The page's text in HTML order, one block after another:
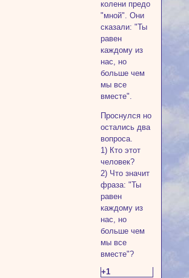
колени предо
"мной". Они
сказали: "Ты
равен
каждому из
нас, но
больше чем
мы все
вместе".
Проснулся но
остались два
вопроса.
1) Кто этот
человек?
2) Что значит
фраза: "Ты
равен
каждому из
нас, но
больше чем
мы все
вместе"?
+1